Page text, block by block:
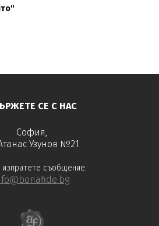
СЕ С НАС
София,
Узунов №21
изпратете съобщение.